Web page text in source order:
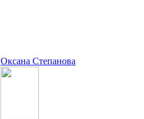
Оксана Степанова